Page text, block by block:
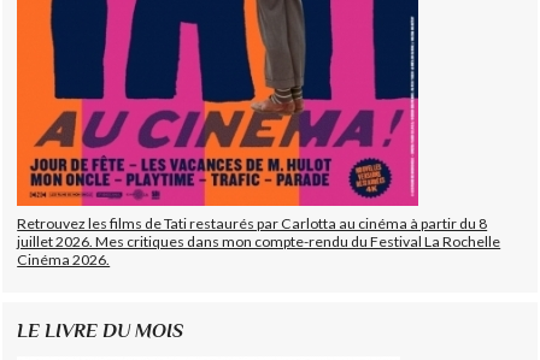
Retrouvez les films de Tati restaurés par Carlotta au cinéma à partir du 8
juillet 2026. Mes critiques dans mon compte-rendu du Festival La Rochelle
Cinéma 2026.
LE LIVRE DU MOIS